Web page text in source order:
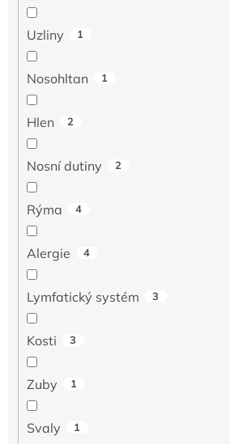
Uzliny 1
Nosohltan 1
Hlen 2
Nosní dutiny 2
Rýma 4
Alergie 4
Lymfatický systém 3
Kosti 3
Zuby 1
Svaly 1